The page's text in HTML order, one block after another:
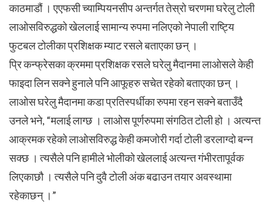
काठमाडौं । एएफसी च्याम्पियनसीप अन्तर्गत तेस्रो चरणमा घरेलु टोली
लाओसविरुद्धको खेललाई सामान्य रुपमा नलिएको नेपाली राष्ट्यि
फुटबल टोलीका प्रशिक्षक म्याट रसले बताएका छन् ।
प्रि कन्फ्रेसका क्रममा प्रशिक्षक रसले घरेलु मैदानमा लाओसले केही
फाइदा लिन सक्ने हुनाले पनि आफूहरु सचेत रहेको बताएका छन् ।
लाओस घरेलु मैदानमा कडा प्रतिस्पर्धीका रुपमा रहन सक्ने बताउँदै
उनले भने, “मलाई लाग्छ । लाओस पूर्णरुपमा संगठित टोली हो । अत्यन्त
आक्रमक रहेको लाओसविरुद्ध केही कमजोरी गर्दा टोली डरलाग्दो बन्न
सक्छ । त्यसैले पनि हामीले भोलीको खेललाई अत्यन्त गंभीरतापूर्वक
लिएकाछौ । त्यसैले पनि दुवै टोली अंक बढाउन तयार अवस्थामा
रहेकाछन् ।”